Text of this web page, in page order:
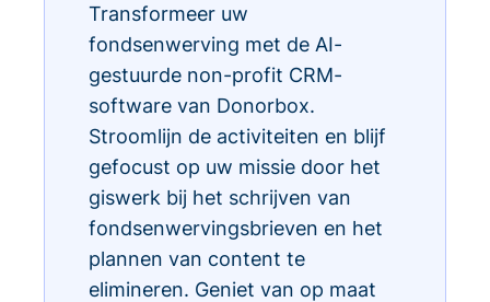
Transformeer uw
fondsenwerving met de AI-
gestuurde non-profit CRM-
software van Donorbox.
Stroomlijn de activiteiten en blijf
gefocust op uw missie door het
giswerk bij het schrijven van
fondsenwervingsbrieven en het
plannen van content te
elimineren. Geniet van op maat